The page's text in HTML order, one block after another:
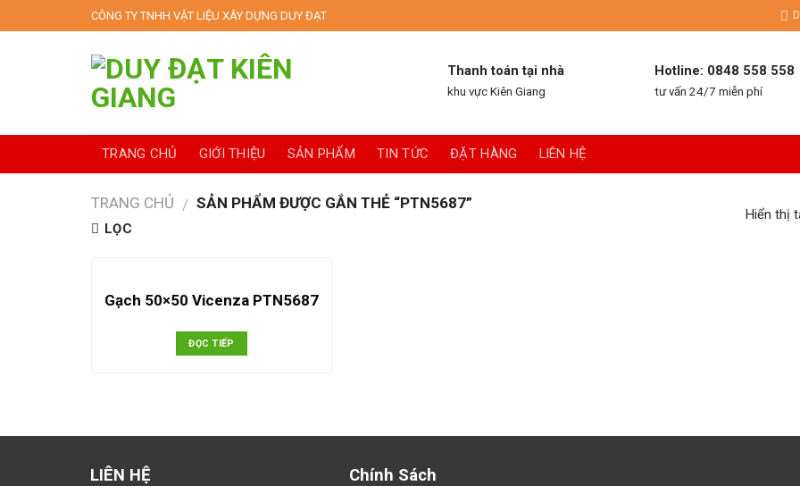
to
CÔNG TY TNHH VẬT LIỆU XÂY DỰNG DUY ĐẠT
Thanh toán tại nhà
khu vực Kiên Giang
Hotline: 0848 558 558
tư vấn 24/7 miễn phí
TRANG CHỦ GIỚI THIỆU SẢN PHẨM TIN TỨC ĐẶT HÀNG LIÊN HỆ
TRANG CHỦ / SẢN PHẨM ĐƯỢC GẮN THẺ “PTN5687”
LỌC
Hiển thị
Gạch 50×50 Vicenza PTN5687
ĐỌC TIẾP
LIÊN HỆ Chính Sách